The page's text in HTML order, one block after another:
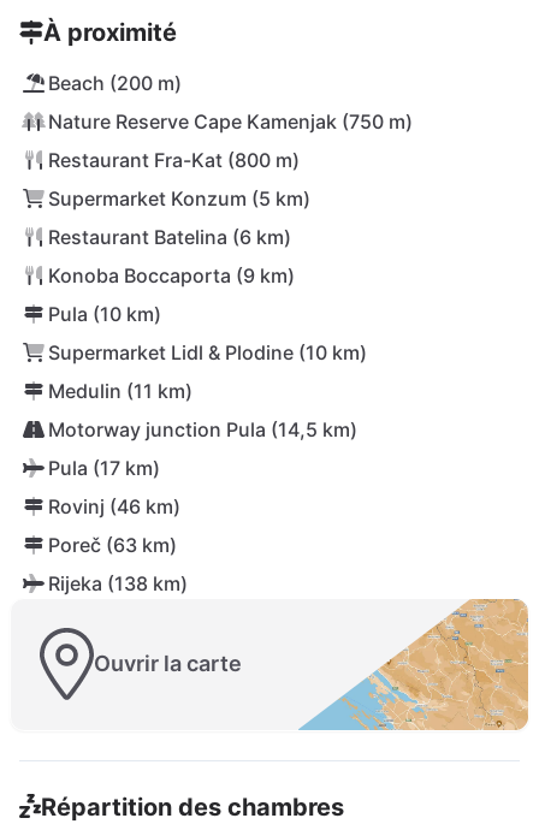
À proximité
Beach (200 m)
Nature Reserve Cape Kamenjak (750 m)
Restaurant Fra-Kat (800 m)
Supermarket Konzum (5 km)
Restaurant Batelina (6 km)
Konoba Boccaporta (9 km)
Pula (10 km)
Supermarket Lidl & Plodine (10 km)
Medulin (11 km)
Motorway junction Pula (14,5 km)
Pula (17 km)
Rovinj (46 km)
Poreč (63 km)
Rijeka (138 km)
Ouvrir la carte
Répartition des chambres